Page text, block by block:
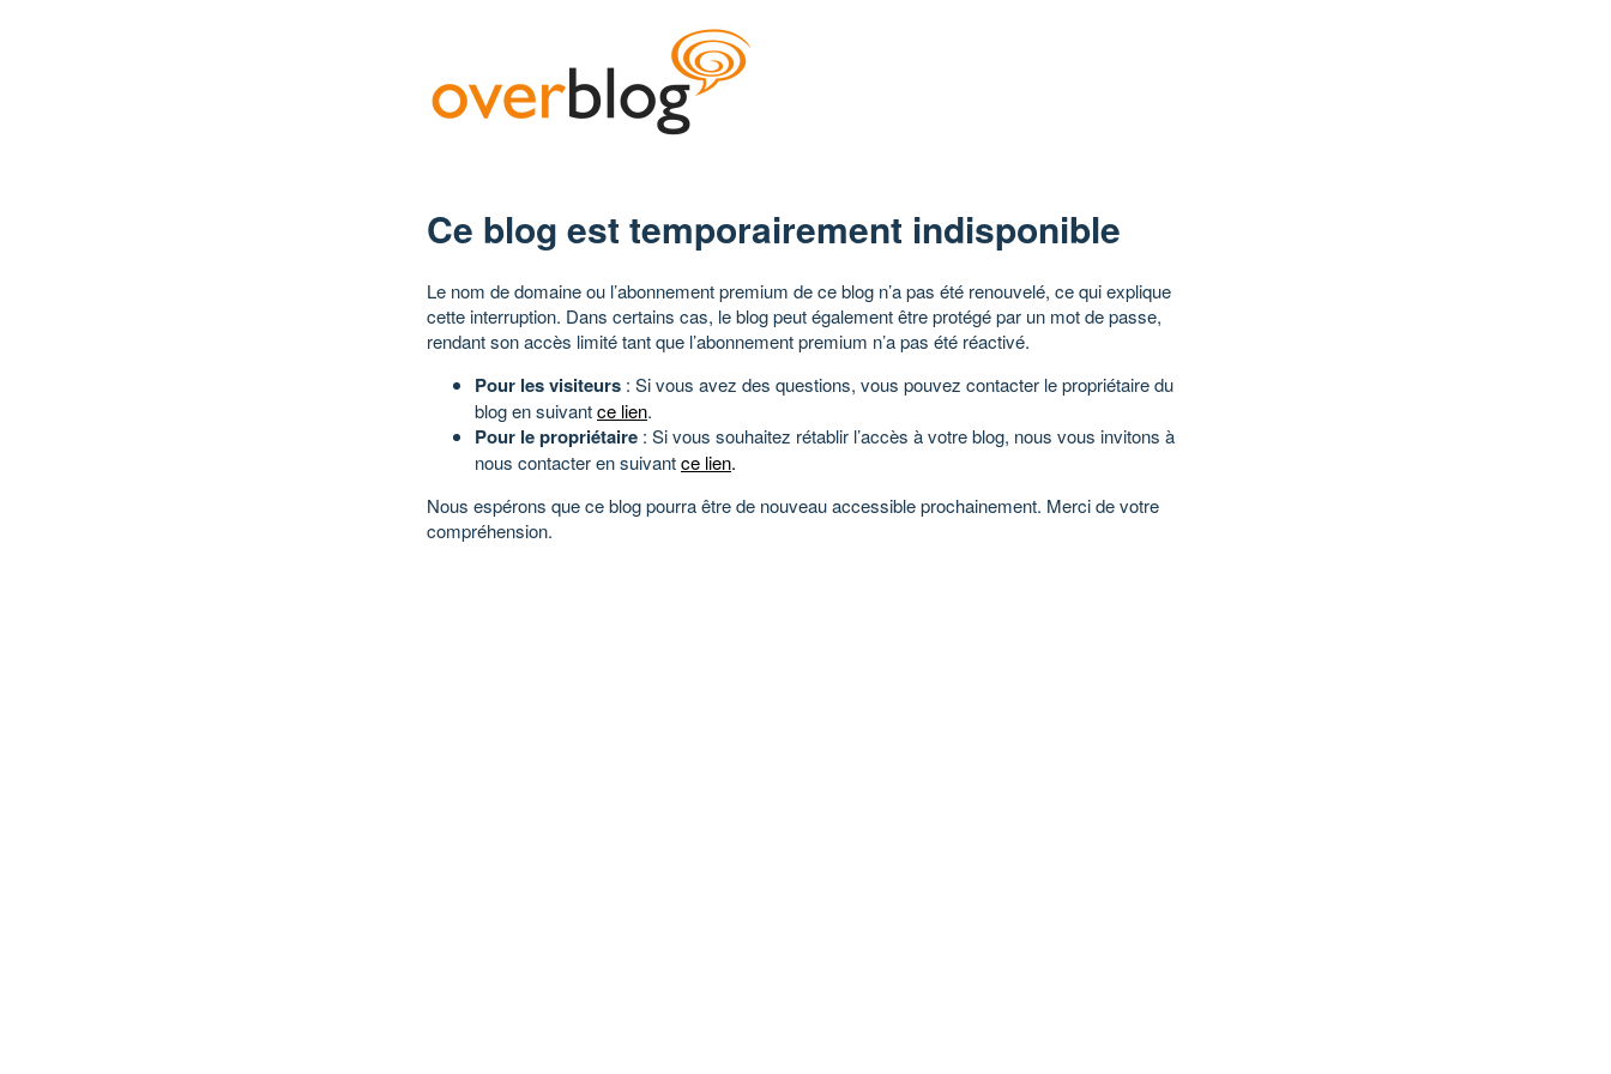
Ce blog est temporairement indisponible
Le nom de domaine ou l’abonnement premium de ce blog n’a pas été renouvelé, ce qui explique
cette interruption. Dans certains cas, le blog peut également être protégé par un mot de passe,
rendant son accès limité tant que l’abonnement premium n’a pas été réactivé.
Pour les visiteurs : Si vous avez des questions, vous pouvez contacter le propriétaire du
blog en suivantce lien.
Pour le propriétaire : Si vous souhaitez rétablir l’accès à votre blog, nous vous invitons à
nous contacter en suivantce lien.
Nous espérons que ce blog pourra être de nouveau accessible prochainement. Merci de votre
compréhension.